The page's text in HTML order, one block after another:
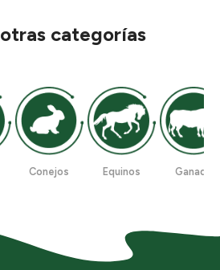
categorías
Conejos Equinos Ganado